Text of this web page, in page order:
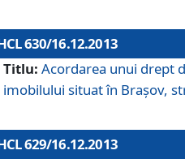
630/16.12.2013
Titlu: Acordarea unui drept
imobilului situat în Braşov,
629/16.12.2013